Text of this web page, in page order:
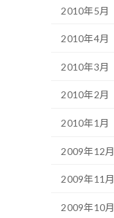
2010年5月
2010年4月
2010年3月
2010年2月
2010年1月
2009年12月
2009年11月
2009年10月